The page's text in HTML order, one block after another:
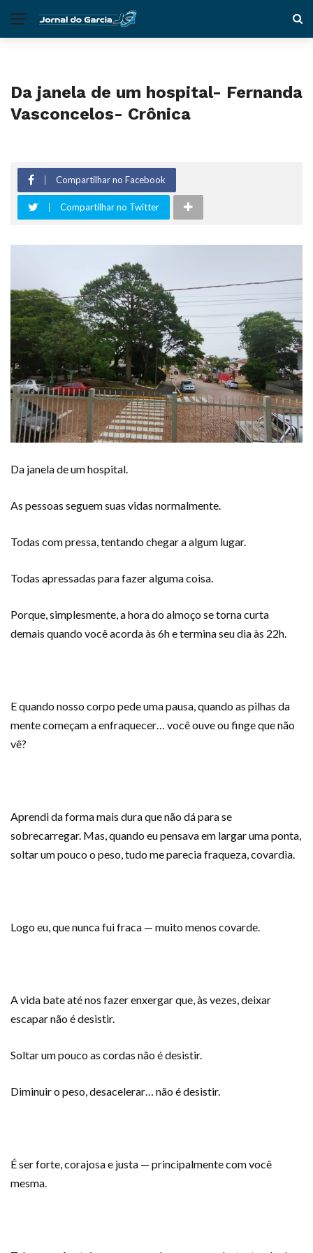
Da janela de um hospital- Fernanda
Vasconcelos- Crônica
Compartilhar no Facebook
Compartilhar no Twitter
Da janela de um hospital.
As pessoas seguem suas vidas normalmente.
Todas com pressa, tentando chegar a algum lugar.
Todas apressadas para fazer alguma coisa.
Porque, simplesmente, a hora do almoço se torna curta
demais quando você acorda às 6h e termina seu dia às 22h.
E quando nosso corpo pede uma pausa, quando as pilhas da
mente começam a enfraquecer… você ouve ou finge que não
vê?
Aprendi da forma mais dura que não dá para se
sobrecarregar. Mas, quando eu pensava em largar uma ponta,
soltar um pouco o peso, tudo me parecia fraqueza, covardia.
Logo eu, que nunca fui fraca — muito menos covarde.
A vida bate até nos fazer enxergar que, às vezes, deixar
escapar não é desistir.
Soltar um pouco as cordas não é desistir.
Diminuir o peso, desacelerar… não é desistir.
É ser forte, corajosa e justa — principalmente com você
mesma.